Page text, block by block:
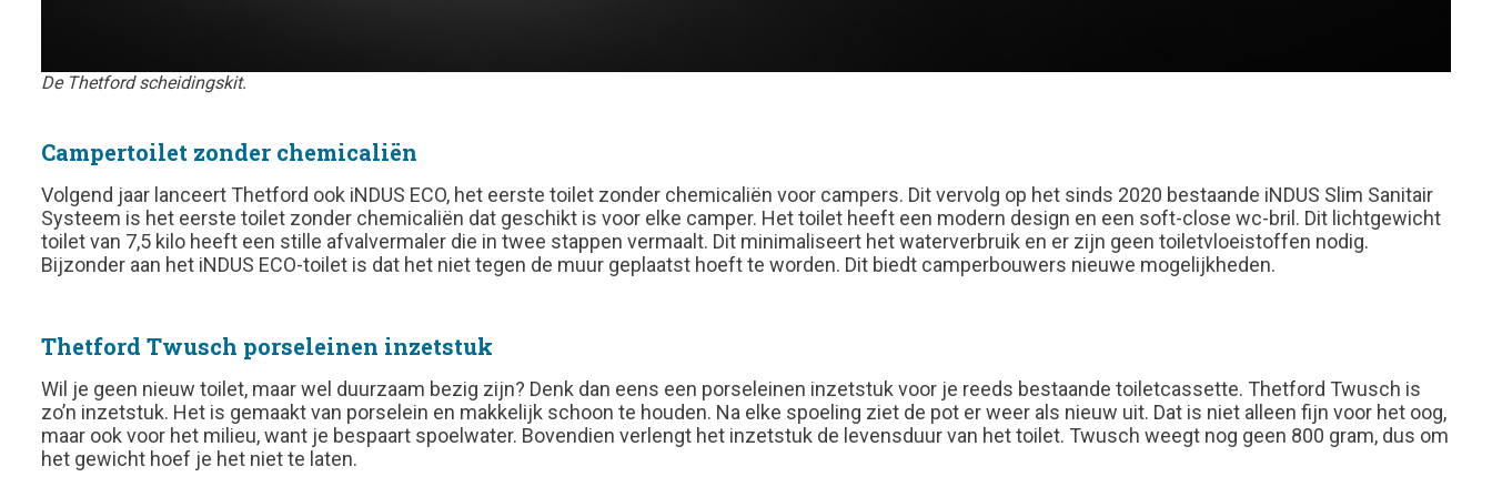
De Thetford scheidingskit.
Campertoilet zonder chemicaliën
Volgend jaar lanceert Thetford ook iNDUS ECO, het eerste toilet zonder chemicaliën voor campers. Dit vervolg op het sinds 2020 bestaande iNDUS Slim Sanitair
Systeem is het eerste toilet zonder chemicaliën dat geschikt is voor elke camper. Het toilet heeft een modern design en een soft-close wc-bril. Dit lichtgewicht
toilet van 7,5 kilo heeft een stille afvalvermaler die in twee stappen vermaalt. Dit minimaliseert het waterverbruik en er zijn geen toiletvloeistoffen nodig.
Bijzonder aan het iNDUS ECO-toilet is dat het niet tegen de muur geplaatst hoeft te worden. Dit biedt camperbouwers nieuwe mogelijkheden.
Thetford Twusch porseleinen inzetstuk
Wil je geen nieuw toilet, maar wel duurzaam bezig zijn? Denk dan eens een porseleinen inzetstuk voor je reeds bestaande toiletcassette. Thetford Twusch is
zo’n inzetstuk. Het is gemaakt van porselein en makkelijk schoon te houden. Na elke spoeling ziet de pot er weer als nieuw uit. Dat is niet alleen fijn voor het oog,
maar ook voor het milieu, want je bespaart spoelwater. Bovendien verlengt het inzetstuk de levensduur van het toilet. Twusch weegt nog geen 800 gram, dus om
het gewicht hoef je het niet te laten.